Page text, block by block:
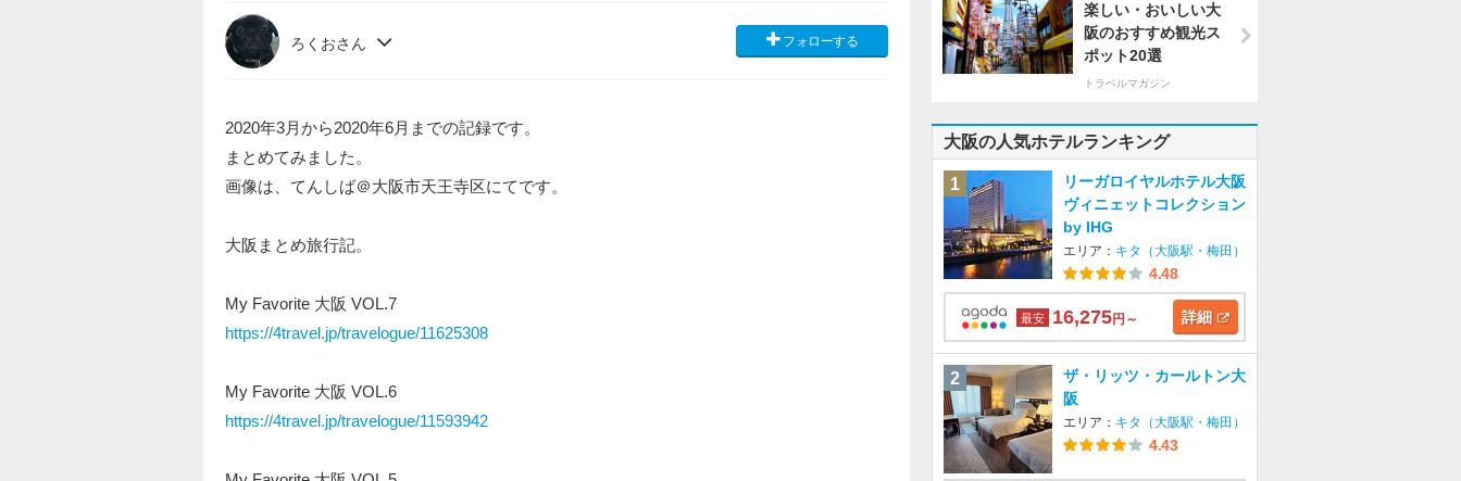
ろくおさん フォローする
2020年3月から2020年6月までの記録です。
まとめてみました。
画像は、てんしば＠大阪市天王寺区にてです。
大阪まとめ旅行記。
My Favorite 大阪 VOL.7
https://4travel.jp/travelogue/11625308
My Favorite 大阪 VOL.6
https://4travel.jp/travelogue/11593942
楽しい・おいしい大
阪のおすすめ観光ス
ポット20選
トラベルマガジン
大阪の人気ホテルランキング
1
リーガロイヤルホテル大阪
ヴィニェットコレクション
by IHG
エリア： キタ（大阪駅・梅田）
4.48
最安 16,275円～ 詳細
2
ザ・リッツ・カールトン大
阪
エリア： キタ（大阪駅・梅田）
4.43